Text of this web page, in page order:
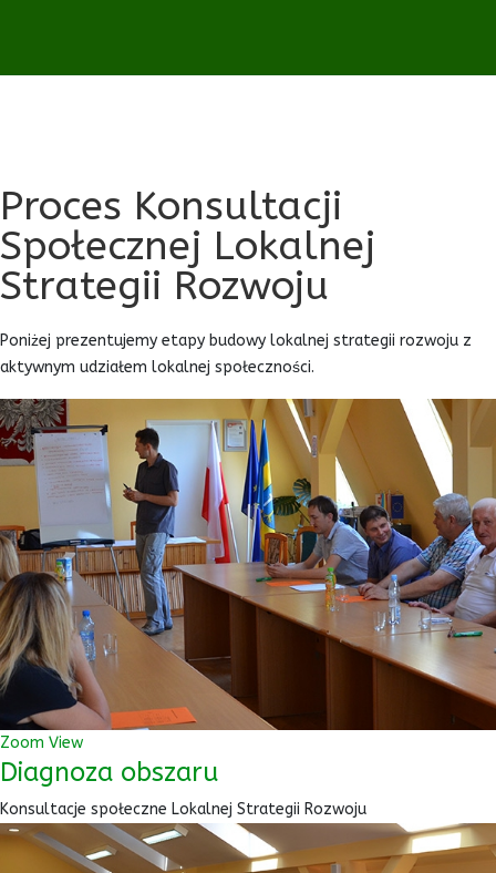
Proces Konsultacji
Społecznej Lokalnej
Strategii Rozwoju
Poniżej prezentujemy etapy budowy lokalnej strategii rozwoju z
aktywnym udziałem lokalnej społeczności.
Zoom View
Diagnoza obszaru
Konsultacje społeczne Lokalnej Strategii Rozwoju